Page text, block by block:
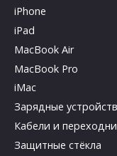
iPhone
iPad
MacBook Air
MacBook Pro
iMac
Зарядные
Кабели и
Защитные стёкла